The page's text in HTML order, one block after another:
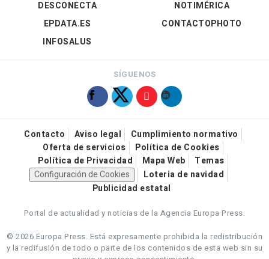
DESCONECTA
EPDATA.ES
INFOSALUS
NOTIMÉRICA
CONTACTOPHOTO
SÍGUENOS
Contacto Aviso legal
Cumplimiento normativo
Oferta de servicios
Política de Cookies
Política de Privacidad
Mapa Web
Temas
Configuración de Cookies
Loteria de navidad
Publicidad estatal
Portal de actualidad y noticias de la Agencia Europa Press.
© 2026 Europa Press. Está expresamente prohibida la redistribución
y la redifusión de todo o parte de los contenidos de esta web sin su